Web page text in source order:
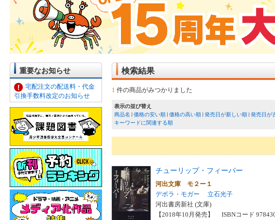
重要なお知らせ
宅配注文の配送料・代金
引換手数料改定のお知らせ
検索結果
1 件の商品がみつかりました
表示の並び替え
商品名
価格の安い順 価格の高い順 発売日が新しい順 発売日が
キーワードに関連する順
チューリップ・フィーバー
河出文庫 モ２ー１
デボラ・モガー
立石光子
河出書房新社 (文庫)
【2018年10月発売】 ISBNコード